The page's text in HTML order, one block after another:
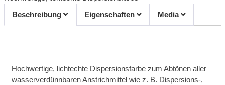
Beschreibung
Eigenschaften Media
Hochwertige, lichtechte Dispersionsfarbe zum Abtönen aller
wasserverdünnbaren Anstrichmittel wie z. B. Dispersions-,